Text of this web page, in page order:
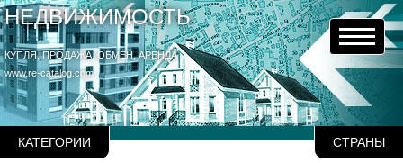
НЕДВИЖИМОСТЬ
КУПЛЯ, ПРОДАЖА, ОБМЕН, АРЕНДА
www.re-catalog.com
КАТЕГОРИИ СТРАНЫ